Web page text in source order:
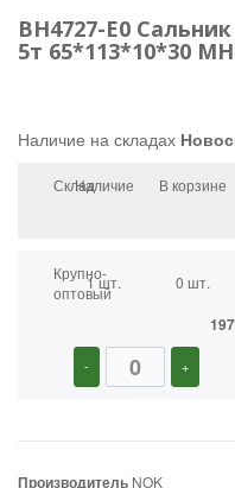
BH4727-E0
5т 65*113*10*30
Наличие на складах
СкладНаличие В корзине
Крупно-
оптовый
1 шт. 0 шт.
- +
Производитель NOK